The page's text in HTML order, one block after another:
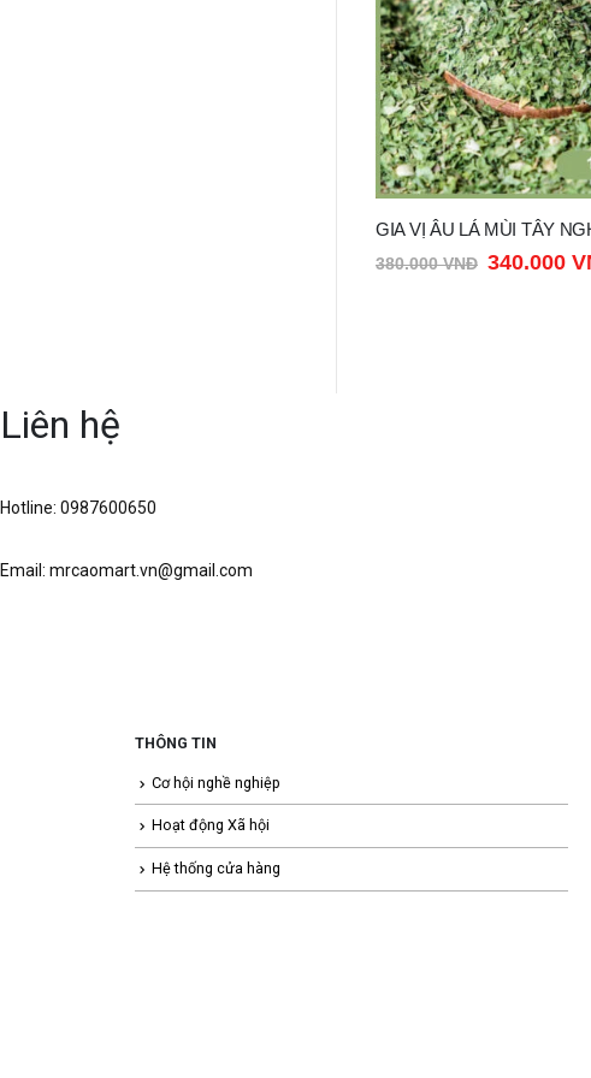
356.000VNĐ
Liên hệ
Hotline: 0987600650
Email: mrcaomart.vn@gmail.com
THÔNG TIN
Cơ hội nghề nghiệp
Hoạt động Xã hội
Hệ thống cửa hàng